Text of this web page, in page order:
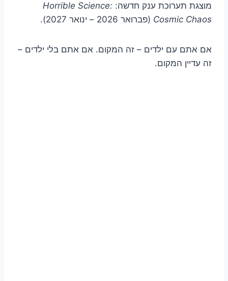
מוצגת תערוכת ענק חדשה: Horrible Science:
Cosmic Chaos (פברואר 2026 – ינואר 2027).
אם אתם עם ילדים – זה המקום. אם אתם בלי ילדים –
זה עדיין המקום.